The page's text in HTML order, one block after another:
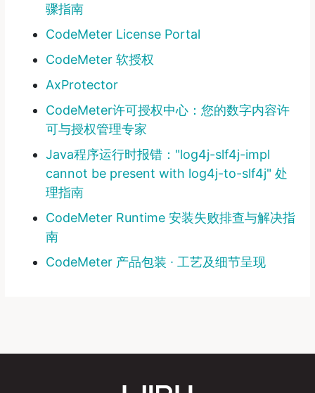
骤指南
CodeMeter License Portal
CodeMeter 软授权
AxProtector
CodeMeter许可授权中心：您的数字内容许
可与授权管理专家
Java程序运行时报错："log4j-slf4j-impl
cannot be present with log4j-to-slf4j" 处
理指南
CodeMeter Runtime 安装失败排查与解决指
南
CodeMeter 产品包装 ∙ 工艺及细节呈现